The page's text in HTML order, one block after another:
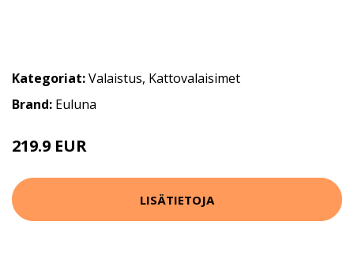
Kategoriat:Valaistus, Kattovalaisimet
Brand: Euluna
219.9 EUR
LISÄTIETOJA